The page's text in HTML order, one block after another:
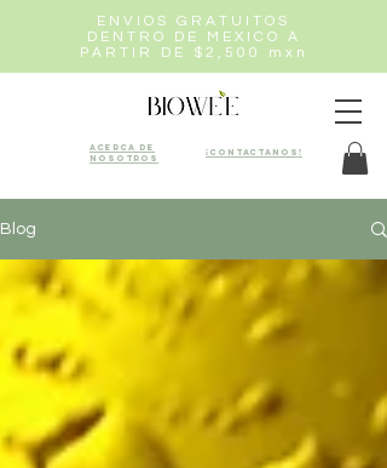
ENVIOS GRATUITOS
DENTRO DE MEXICO A
PARTIR DE $2,500 mxn
Acerca de
nosotros
¡Contactanos!
Blog